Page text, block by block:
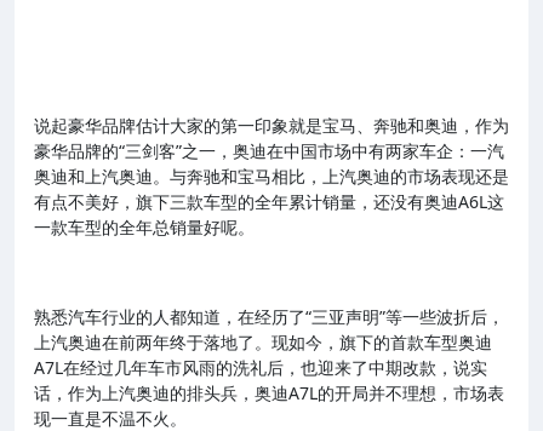
说起豪华品牌估计大家的第一印象就是宝马、奔驰和奥迪，作为
豪华品牌的“三剑客”之一，奥迪在中国市场中有两家车企：一汽
奥迪和上汽奥迪。与奔驰和宝马相比，上汽奥迪的市场表现还是
有点不美好，旗下三款车型的全年累计销量，还没有奥迪A6L这
一款车型的全年总销量好呢。
熟悉汽车行业的人都知道，在经历了“三亚声明”等一些波折后，
上汽奥迪在前两年终于落地了。现如今，旗下的首款车型奥迪
A7L在经过几年车市风雨的洗礼后，也迎来了中期改款，说实
话，作为上汽奥迪的排头兵，奥迪A7L的开局并不理想，市场表
现一直是不温不火。